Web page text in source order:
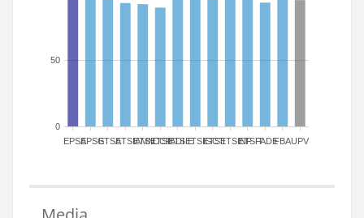
EPSAEPSGETSAETSIAMN
ETSICCP
ETSIADI
ETSIEETSIGCT
ETSIIETSINFETSITFADEFBAUPV
0
50